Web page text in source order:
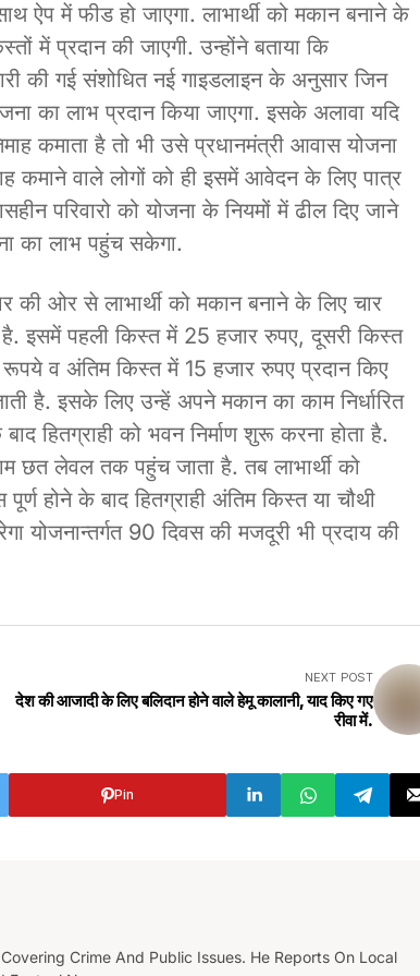
ऐप में फीड हो जाएगा. लाभार्थी को मकान बनाने के
में प्रदान की जाएगी. उन्होंने बताया कि
की गई संशोधित नई गाइडलाइन के अनुसार जिन
का लाभ प्रदान किया जाएगा. इसके अलावा यदि
कमाता है तो भी उसे प्रधानमंत्री आवास योजना
कमाने वाले लोगों को ही इसमें आवेदन के लिए पात्र
परिवारो को योजना के नियमों में ढील दिए जाने
का लाभ पहुंच सकेगा.
की ओर से लाभार्थी को मकान बनाने के लिए चार
है. इसमें पहली किस्त में 25 हजार रुपए, दूसरी किस्त
व अंतिम किस्त में 15 हजार रुपए प्रदान किए
है. इसके लिए उन्हें अपने मकान का काम निर्धारित
हितग्राही को भवन निर्माण शुरू करना होता है.
छत लेवल तक पहुंच जाता है. तब लाभार्थी को
होने के बाद हितग्राही अंतिम किस्त या चौथी
योजनान्तर्गत 90 दिवस की मजदूरी भी प्रदाय की
NEXT POST
देश की आजादी के लिए बलिदान होने वाले हेमू कालानी, याद किए गए
रीवा में.
Pin
Crime And Public Issues. He Reports On Local